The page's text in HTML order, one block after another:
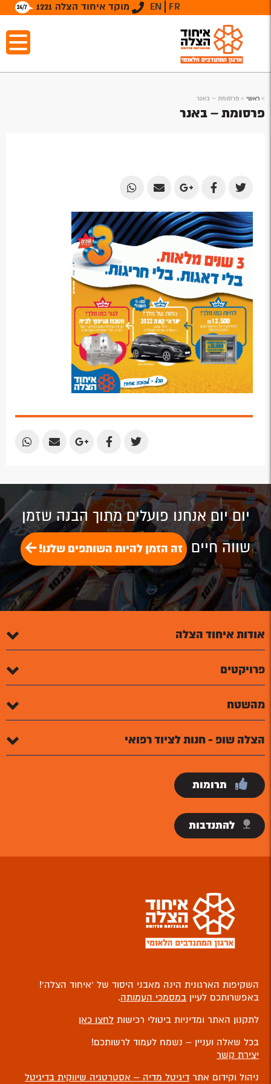
מוקד איחוד הצלה 1221 EN FR
> ראשי > פרסומת – באנר
פרסומת – באנר
Share
on
Twitter
Share
on
Facebook
Share
on
Google
Share
by
Email
Share
by
Email
Share
Share
Share
Share
Share
יום יום אנחנו פועלים מתוך הבנה שזמן
שווה חיים זה הזמן להיות השותפים שלנו!
אודות איחוד הצלה
פרויקטים
מהשטח
הצלה שופ - חנות לציוד רפואי
תרומות
להתנדבות
השקיפות הארגונית הינה מאבני היסוד של ‘איחוד הצלה’!
באפשרותכם לעיין במסמכי העמותה.
לתקנון האתר ומדיניות ביטולי רכישות לחצו כאן
בכל שאלה ועניין – נשמח לעמוד לרשותכם!
יצירת קשר
ניהול וקידום אתר דיגיטל מדיה – אסטרטגיה שיווקית בדיגיטל